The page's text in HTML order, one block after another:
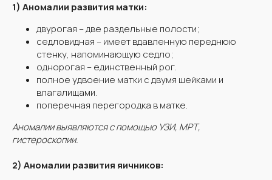
1) Аномалии развития матки:
двурогая – две раздельные полости;
седловидная – имеет вдавленную переднюю
стенку, напоминающую седло;
однорогая – единственный рог.
полное удвоение матки с двумя шейками и
влагалищами.
поперечная перегородка в матке.
Аномалии выявляются с помощью УЗИ, МРТ,
гистероскопии.
2) Аномалии развития яичников: